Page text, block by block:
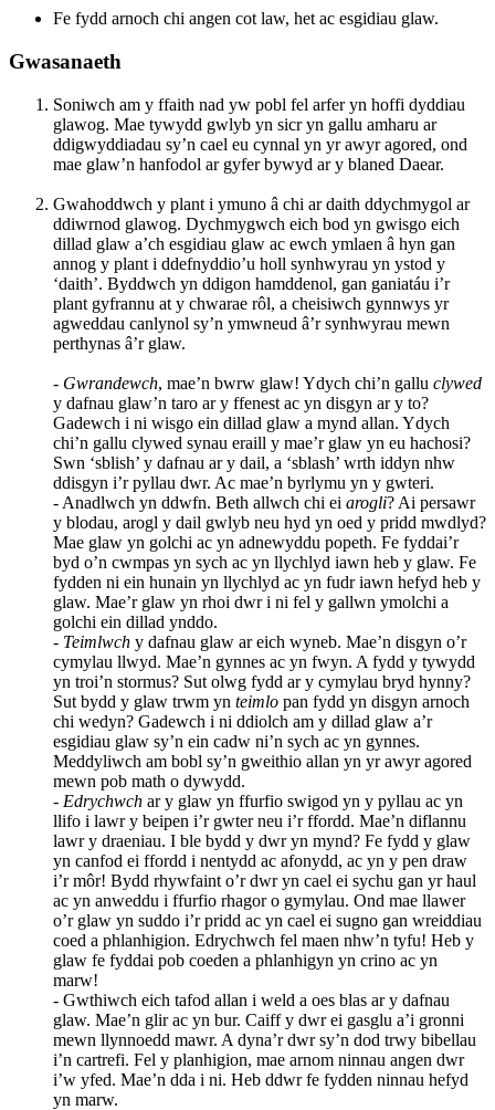
Fe fydd arnoch chi angen cot law, het ac esgidiau glaw.
Gwasanaeth
Soniwch am y ffaith nad yw pobl fel arfer yn hoffi dyddiau
glawog. Mae tywydd gwlyb yn sicr yn gallu amharu ar
ddigwyddiadau sy’n cael eu cynnal yn yr awyr agored, ond
mae glaw’n hanfodol ar gyfer bywyd ar y blaned Daear.
Gwahoddwch y plant i ymuno â chi ar daith ddychmygol ar
ddiwrnod glawog. Dychmygwch eich bod yn gwisgo eich
dillad glaw a’ch esgidiau glaw ac ewch ymlaen â hyn gan
annog y plant i ddefnyddio’u holl synhwyrau yn ystod y
‘daith’. Byddwch yn ddigon hamddenol, gan ganiatáu i’r
plant gyfrannu at y chwarae rôl, a cheisiwch gynnwys yr
agweddau canlynol sy’n ymwneud â’r synhwyrau mewn
perthynas â’r glaw.
- Gwrandewch, mae’n bwrw glaw! Ydych chi’n gallu clywed
y dafnau glaw’n taro ar y ffenest ac yn disgyn ar y to?
Gadewch i ni wisgo ein dillad glaw a mynd allan. Ydych
chi’n gallu clywed synau eraill y mae’r glaw yn eu hachosi?
Swn ‘sblish’ y dafnau ar y dail, a ‘sblash’ wrth iddyn nhw
ddisgyn i’r pyllau dwr. Ac mae’n byrlymu yn y gwteri.
- Anadlwch yn ddwfn. Beth allwch chi ei arogli? Ai persawr
y blodau, arogl y dail gwlyb neu hyd yn oed y pridd mwdlyd?
Mae glaw yn golchi ac yn adnewyddu popeth. Fe fyddai’r
byd o’n cwmpas yn sych ac yn llychlyd iawn heb y glaw. Fe
fydden ni ein hunain yn llychlyd ac yn fudr iawn hefyd heb y
glaw. Mae’r glaw yn rhoi dwr i ni fel y gallwn ymolchi a
golchi ein dillad ynddo.
- Teimlwch y dafnau glaw ar eich wyneb. Mae’n disgyn o’r
cymylau llwyd. Mae’n gynnes ac yn fwyn. A fydd y tywydd
yn troi’n stormus? Sut olwg fydd ar y cymylau bryd hynny?
Sut bydd y glaw trwm yn teimlo pan fydd yn disgyn arnoch
chi wedyn? Gadewch i ni ddiolch am y dillad glaw a’r
esgidiau glaw sy’n ein cadw ni’n sych ac yn gynnes.
Meddyliwch am bobl sy’n gweithio allan yn yr awyr agored
mewn pob math o dywydd.
- Edrychwch ar y glaw yn ffurfio swigod yn y pyllau ac yn
llifo i lawr y beipen i’r gwter neu i’r ffordd. Mae’n diflannu
lawr y draeniau. I ble bydd y dwr yn mynd? Fe fydd y glaw
yn canfod ei ffordd i nentydd ac afonydd, ac yn y pen draw
i’r môr! Bydd rhywfaint o’r dwr yn cael ei sychu gan yr haul
ac yn anweddu i ffurfio rhagor o gymylau. Ond mae llawer
o’r glaw yn suddo i’r pridd ac yn cael ei sugno gan wreiddiau
coed a phlanhigion. Edrychwch fel maen nhw’n tyfu! Heb y
glaw fe fyddai pob coeden a phlanhigyn yn crino ac yn
marw!
- Gwthiwch eich tafod allan i weld a oes blas ar y dafnau
glaw. Mae’n glir ac yn bur. Caiff y dwr ei gasglu a’i gronni
mewn llynnoedd mawr. A dyna’r dwr sy’n dod trwy bibellau
i’n cartrefi. Fel y planhigion, mae arnom ninnau angen dwr
i’w yfed. Mae’n dda i ni. Heb ddwr fe fydden ninnau hefyd
yn marw.